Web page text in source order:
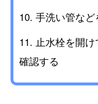
手洗い管な
止水栓を開
確認する